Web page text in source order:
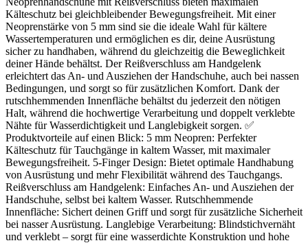
Kälteschutz bei gleichbleibender Bewegungsfreiheit. Mit einer
Neoprenstärke von 5 mm sind sie die ideale Wahl für kältere
Wassertemperaturen und ermöglichen es dir, deine Ausrüstung
sicher zu handhaben, während du gleichzeitig die Beweglichkeit
deiner Hände behältst. Der Reißverschluss am Handgelenk
erleichtert das An- und Ausziehen der Handschuhe, auch bei nassen
Bedingungen, und sorgt so für zusätzlichen Komfort. Dank der
rutschhemmenden Innenfläche behältst du jederzeit den nötigen
Halt, während die hochwertige Verarbeitung und doppelt verklebte
Nähte für Wasserdichtigkeit und Langlebigkeit sorgen. ✅
Produktvorteile auf einen Blick: 5 mm Neopren: Perfekter
Kälteschutz für Tauchgänge in kaltem Wasser, mit maximaler
Bewegungsfreiheit. 5-Finger Design: Bietet optimale Handhabung
von Ausrüstung und mehr Flexibilität während des Tauchgangs.
Reißverschluss am Handgelenk: Einfaches An- und Ausziehen der
Handschuhe, selbst bei kaltem Wasser. Rutschhemmende
Innenfläche: Sichert deinen Griff und sorgt für zusätzliche Sicherheit
bei nasser Ausrüstung. Langlebige Verarbeitung: Blindstichvernäht
und verklebt – sorgt für eine wasserdichte Konstruktion und hohe